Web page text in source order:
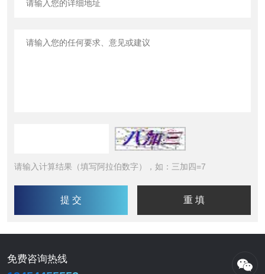
请输入计算结果（填写阿拉伯数字），如：三加四=7
免费咨询热线